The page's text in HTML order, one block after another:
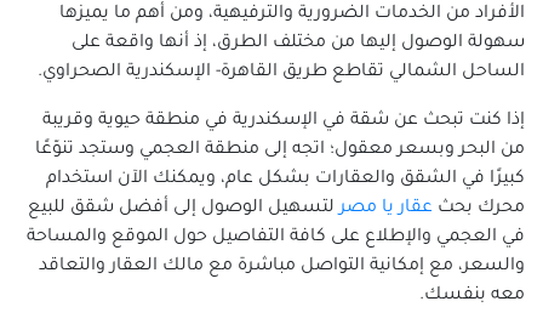
شقق للبيع في راس التين
شقق للبيع في سان ستيفانو
شقق للبيع في سبورتنج
شقق للبيع في سموحة
شقق للبيع في سيدى بشر
شقق للبيع في سيدى جابر
الأفراد من الخدمات الضرورية والترفيهية، ومن أهم ما يميزها
سهولة الوصول إليها من مختلف الطرق، إذ أنها واقعة على
الساحل الشمالي تقاطع طريق القاهرة- الإسكندرية الصحراوي.
إذا كنت تبحث عن شقة في الإسكندرية في منطقة حيوية وقريبة
من البحر وبسعر معقول؛ اتجه إلى منطقة العجمي وستجد تنوّعًا
كبيرًا في الشقق والعقارات بشكل عام، ويمكنك الآن استخدام
محرك بحث عقار يا مصرلتسهيل الوصول إلى أفضل شقق للبيع
في العجمي والإطلاع على كافة التفاصيل حول الموقع والمساحة
والسعر، مع إمكانية التواصل مباشرة مع مالك العقار والتعاقد
معه بنفسك.